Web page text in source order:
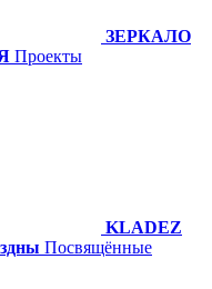
ЗЕРКАЛО
Проекты
KLADEZ
Посвящённые